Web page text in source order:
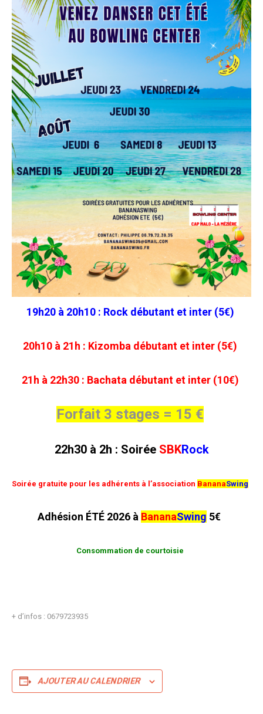
19h20 à 20h10 : Rock débutant et inter (5€)
20h10 à 21h : Kizomba débutant et inter (5€)
21h à 22h30 : Bachata débutant et inter (10€)
Forfait 3 stages = 15 €
22h30 à 2h : SoiréeSBKRock
Soirée gratuite pour les adhérents à l’association BananaSwing
Adhésion ÉTÉ 2026 à BananaSwing 5€
Consommation de courtoisie
+ d’infos : 0679723935
AJOUTER AU CALENDRIER